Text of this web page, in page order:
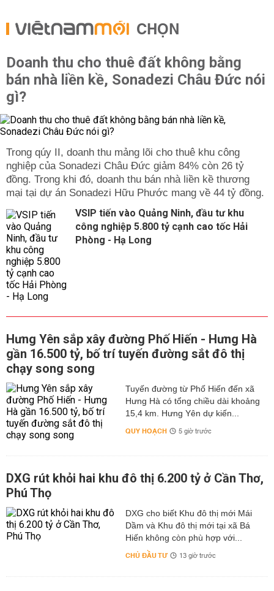
CHỌN
Doanh thu cho thuê đất không bằng
bán nhà liền kề, Sonadezi Châu Đức nói
gì?
Trong qúy II, doanh thu mảng lõi cho thuê khu công
nghiệp của Sonadezi Châu Đức giảm 84% còn 26 tỷ
đồng. Trong khi đó, doanh thu bán nhà liền kề thương
mại tại dự án Sonadezi Hữu Phước mang về 44 tỷ đồng.
VSIP tiến vào Quảng Ninh, đầu tư khu
công nghiệp 5.800 tỷ cạnh cao tốc Hải
Phòng - Hạ Long
Hưng Yên sắp xây đường Phố Hiến - Hưng Hà
gần 16.500 tỷ, bố trí tuyến đường sắt đô thị
chạy song song
Tuyến đường từ Phố Hiến đến xã
Hưng Hà có tổng chiều dài khoảng
15,4 km. Hưng Yên dự kiến...
QUY HOẠCH 5 giờ trước
DXG rút khỏi hai khu đô thị 6.200 tỷ ở Cần Thơ,
Phú Thọ
DXG cho biết Khu đô thị mới Mái
Dầm và Khu đô thị mới tại xã Bá
Hiến không còn phù hợp với...
CHỦ ĐẦU TƯ 13 giờ trước